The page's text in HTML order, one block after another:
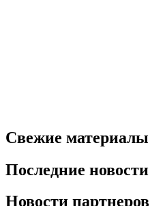
Свежие материалы
Последние новости
Новости партнеров